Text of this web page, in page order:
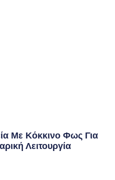
Με Κόκκινο Φως Για
Λειτουργία